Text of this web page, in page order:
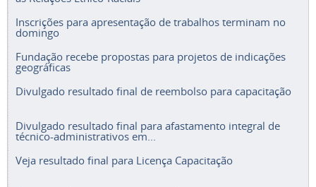
Inscrições para apresentação de trabalhos terminam no
domingo
Fundação recebe propostas para projetos de indicações
geográficas
Divulgado resultado final de reembolso para capacitação
Divulgado resultado final para afastamento integral de
técnico-administrativos em...
Veja resultado final para Licença Capacitação